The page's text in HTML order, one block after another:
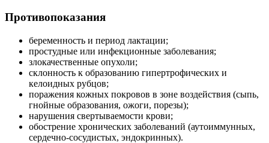
Противопоказания
беременность и период лактации;
простудные или инфекционные заболевания;
злокачественные опухоли;
склонность к образованию гипертрофических и
келоидных рубцов;
поражения кожных покровов в зоне воздействия (сыпь,
гнойные образования, ожоги, порезы);
нарушения свертываемости крови;
обострение хронических заболеваний (аутоиммунных,
сердечно-сосудистых, эндокринных).